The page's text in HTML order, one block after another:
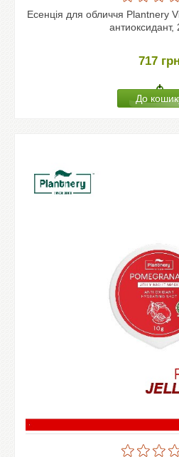
Есенція для обличчя Plantnery
717 грн